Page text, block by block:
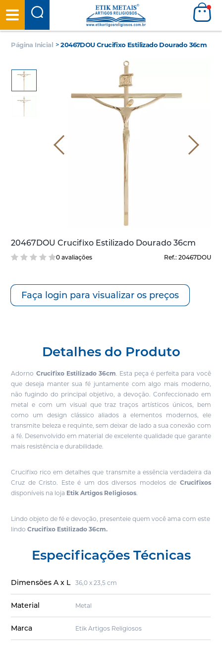
Página Inicial > 20467DOU Crucifixo Estilizado Dourado 36cm
20467DOU Crucifixo Estilizado Dourado 36cm
0 avaliações Ref.: 20467DOU
Faça login para visualizar os preços
Detalhes do Produto
Adorno Crucifixo Estilizado 36cm. Esta peça é perfeita para você
que deseja manter sua fé juntamente com algo mais moderno,
não fugindo do principal objetivo, a devoção. Confeccionado em
metal e com um visual que traz traços artísticos únicos, bem
como um design clássico aliados a elementos modernos, ele
transmite beleza e requinte, sem deixar de lado a sua conexão com
a fé. Desenvolvido em material de excelente qualidade que garante
mais resistência e durabilidade.
Crucifixo rico em detalhes que transmite a essência verdadeira da
Cruz de Cristo. Este é um dos diversos modelos de Crucifixos
disponíveis na loja Etik Artigos Religiosos.
Lindo objeto de fé e devoção, presenteie quem você ama com este
lindoCrucifixo Estilizado 36cm.
Especificações Técnicas
Dimensões A x L 36,0 x 23,5 cm
Material Metal
Marca Etik Artigos Religiosos